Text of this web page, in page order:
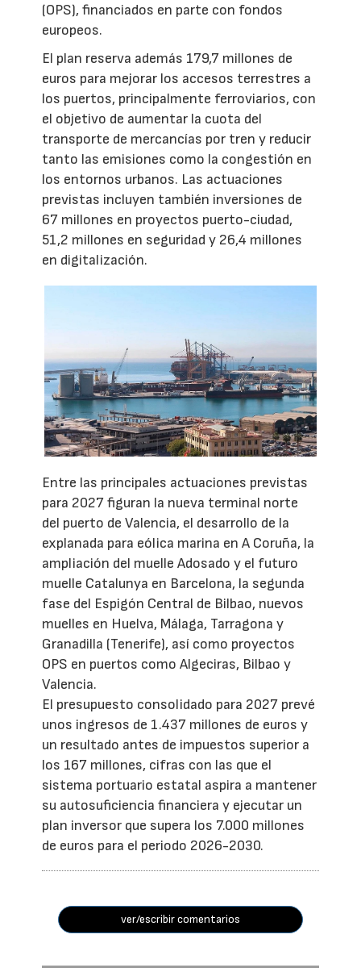
(OPS), financiados en parte con fondos
europeos.
El plan reserva además 179,7 millones de
euros para mejorar los accesos terrestres a
los puertos, principalmente ferroviarios, con
el objetivo de aumentar la cuota del
transporte de mercancías por tren y reducir
tanto las emisiones como la congestión en
los entornos urbanos. Las actuaciones
previstas incluyen también inversiones de
67 millones en proyectos puerto-ciudad,
51,2 millones en seguridad y 26,4 millones
en digitalización.
Entre las principales actuaciones previstas
para 2027 figuran la nueva terminal norte
del puerto de Valencia, el desarrollo de la
explanada para eólica marina en A Coruña, la
ampliación del muelle Adosado y el futuro
muelle Catalunya en Barcelona, la segunda
fase del Espigón Central de Bilbao, nuevos
muelles en Huelva, Málaga, Tarragona y
Granadilla (Tenerife), así como proyectos
OPS en puertos como Algeciras, Bilbao y
Valencia.
El presupuesto consolidado para 2027 prevé
unos ingresos de 1.437 millones de euros y
un resultado antes de impuestos superior a
los 167 millones, cifras con las que el
sistema portuario estatal aspira a mantener
su autosuficiencia financiera y ejecutar un
plan inversor que supera los 7.000 millones
de euros para el periodo 2026-2030.
ver/escribir comentarios